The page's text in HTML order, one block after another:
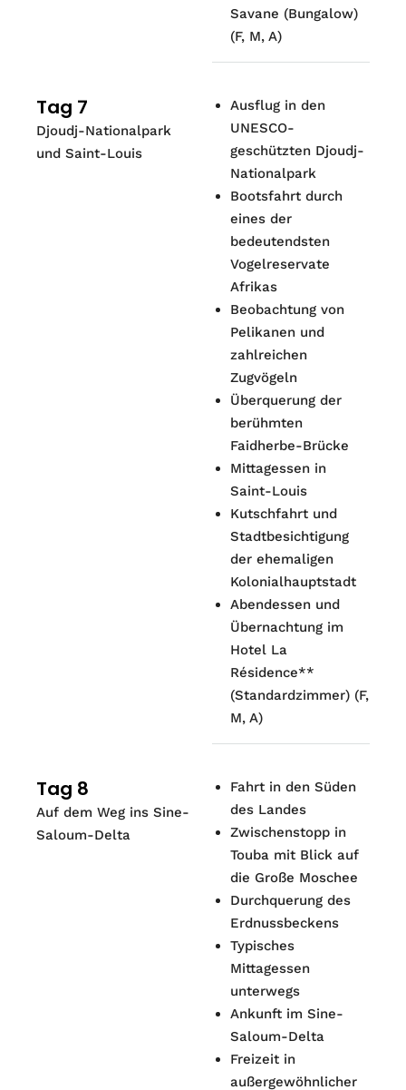
Savane (Bungalow)
(F, M, A)
Tag 7
Djoudj-Nationalpark
und Saint-Louis
Ausflug in den
UNESCO-
geschützten Djoudj-
Nationalpark
Bootsfahrt durch
eines der
bedeutendsten
Vogelreservate
Afrikas
Beobachtung von
Pelikanen und
zahlreichen
Zugvögeln
Überquerung der
berühmten
Faidherbe-Brücke
Mittagessen in
Saint-Louis
Kutschfahrt und
Stadtbesichtigung
der ehemaligen
Kolonialhauptstadt
Abendessen und
Übernachtung im
Hotel La
Résidence**
(Standardzimmer) (F,
M, A)
Tag 8
Auf dem Weg ins Sine-
Saloum-Delta
Fahrt in den Süden
des Landes
Zwischenstopp in
Touba mit Blick auf
die Große Moschee
Durchquerung des
Erdnussbeckens
Typisches
Mittagessen
unterwegs
Ankunft im Sine-
Saloum-Delta
Freizeit in
außergewöhnlicher